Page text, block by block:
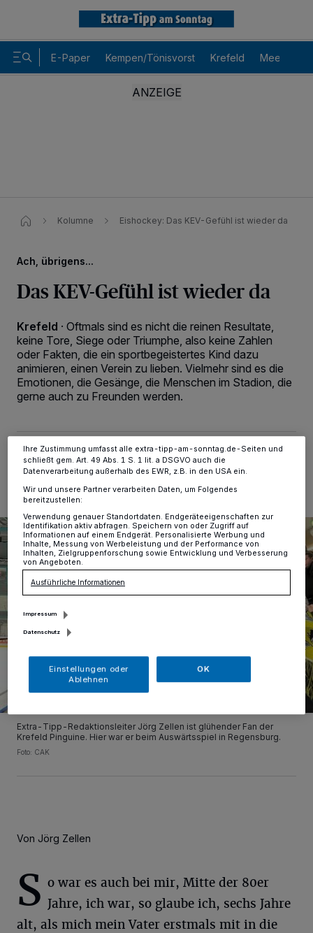
E-Paper Kempen/Tönisvorst Krefeld Meerbusch
Kolumne Eishockey: Das KEV-Gefühl ist wieder da
Ach, übrigens...
Das KEV-Gefühl ist wieder da
Krefeld · Oftmals sind es nicht die reinen Resultate,
keine Tore, Siege oder Triumphe, also keine Zahlen
oder Fakten, die ein sportbegeistertes Kind dazu
animieren, einen Verein zu lieben. Vielmehr sind es die
Emotionen, die Gesänge, die Menschen im Stadion, die
gerne auch zu Freunden werden.
25.03.2024 , 23:06 Uhr 2 Minuten Lesezeit
Extra-Tipp-Redaktionsleiter Jörg Zellen ist glühender Fan der
Krefeld Pinguine. Hier war er beim Auswärtsspiel in Regensburg.
Foto: CAK
Von Jörg Zellen
S o war es auch bei mir, Mitte der 80er
Jahre, ich war, so glaube ich, sechs Jahre
alt, als mich mein Vater erstmals mit in die
personenbezogene Daten wie Browserdaten oder eindeutige
Kennungen auf Ihrem Gerät zu. Durch Auswahl von OK aktivieren Sie
Tracking-Technologien für die unter „Wir und unsere Partner
verarbeiten Daten, um Ihnen Dienste bereitzustellen“ aufgeführten
Zwecke. Wenn Tracker deaktiviert sind, sind manche Inhalte und
Anzeigen möglicherweise nicht mehr so relevant für Sie. Sie können
dieses Menü jederzeit wieder aufrufen, um Ihre Einstellungen zu
ändern oder Ihre Einwilligung zu widerrufen, indem Sie auf den Link
Ihre Zustimmung umfasst alle extra-tipp-am-sonntag.de-Seiten und
schließt gem. Art. 49 Abs. 1 S. 1 lit. a DSGVO auch die
Datenverarbeitung außerhalb des EWR, z.B. in den USA ein.
Wir und unsere Partner verarbeiten Daten, um Folgendes
bereitzustellen:
Verwendung genauer Standortdaten. Endgeräteeigenschaften zur
Identifikation aktiv abfragen. Speichern von oder Zugriff auf
Informationen auf einem Endgerät. Personalisierte Werbung und
Inhalte, Messung von Werbeleistung und der Performance von
Inhalten, Zielgruppenforschung sowie Entwicklung und Verbesserung
von Angeboten.
Ausführliche Informationen
Impressum
Datenschutz
Einstellungen oder
Ablehnen
OK